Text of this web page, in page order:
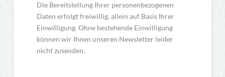
Die Bereitstellung Ihrer personenbezogenen
Daten erfolgt freiwillig, allein auf Basis Ihrer
Einwilligung. Ohne bestehende Einwilligung
können wir Ihnen unseren Newsletter leider
nicht zusenden.